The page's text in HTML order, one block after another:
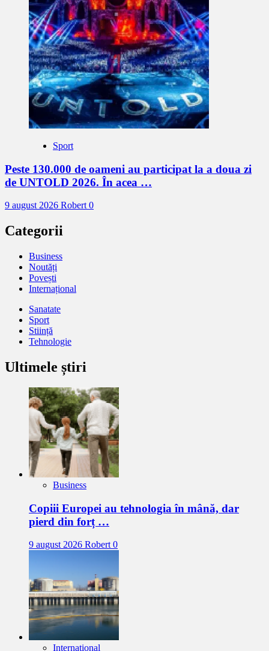
Sport
Peste 130.000 de oameni au participat la a doua zi
de UNTOLD 2026. În acea …
9 august 2026 Robert 0
Categorii
Business
Noutăți
Povești
Internațional
Sanatate
Sport
Stiință
Tehnologie
Ultimele știri
Business
Copiii Europei au tehnologia în mână, dar
pierd din forț …
9 august 2026 Robert0
Internațional